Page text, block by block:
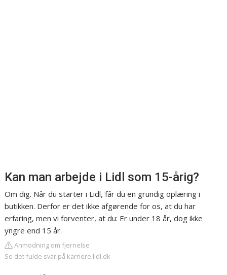
Kan man arbejde i Lidl som 15-årig?
Om dig. Når du starter i Lidl, får du en grundig oplæring i
butikken. Derfor er det ikke afgørende for os, at du har
erfaring, men vi forventer, at du: Er under 18 år, dog ikke
yngre end 15 år.
Anmodning om fjernelse
Se det fulde svar på karriere.lidl.dk